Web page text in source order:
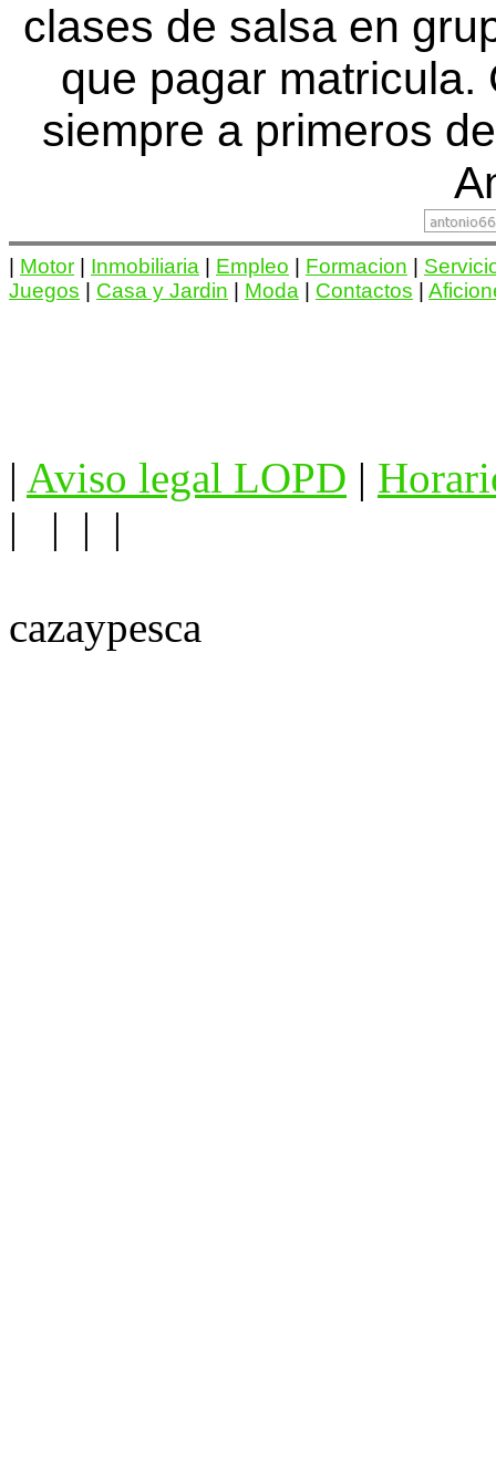
clases de salsa en
que pagar
siempre a primeros
Motor Inmobiliaria Empleo Formacion
Juegos
Casa y Jardin Moda Contactos
| Aviso legal LOPD |
| | | |
cazaypesca